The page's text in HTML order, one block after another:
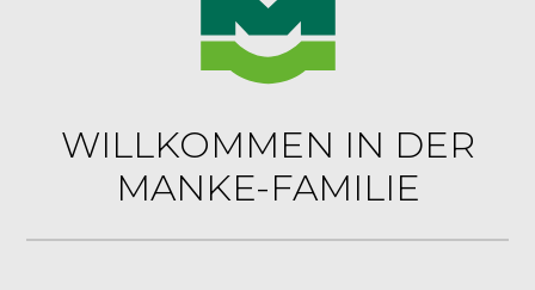
WILLKOMMEN IN DER
MANKE-FAMILIE